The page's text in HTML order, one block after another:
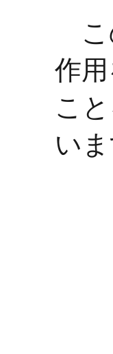
こ
作
こ
いま